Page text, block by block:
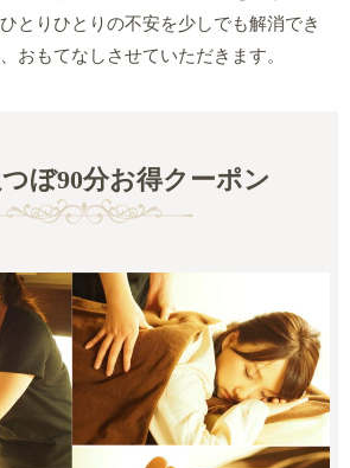
とりひとりの不安を少しでも解消でき
おもてなしさせていただきます。
ぼ90分お得クーポン